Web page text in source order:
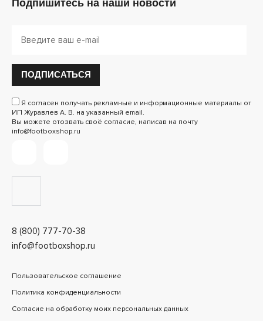
8 (800) 777-70-38
info@footboxshop.ru
Подпишитесь на наши новости
ПОДПИСАТЬСЯ
Я согласен получать рекламные и информационные материалы от
ИП Журавлев А. В. на указанный email.
Вы можете отозвать своё согласие, написав на почту
info@footboxshop.ru
Пользовательское соглашение
Политика конфиденциальности
Согласие на обработку моих персональных данных